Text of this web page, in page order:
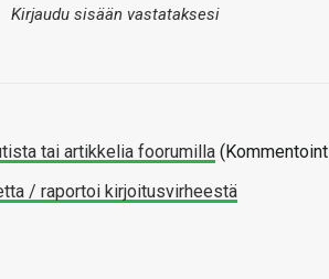
Kirjaudu sisään vastataksesi
tai artikkelia foorumilla
/ raportoi kirjoitusvirheestä